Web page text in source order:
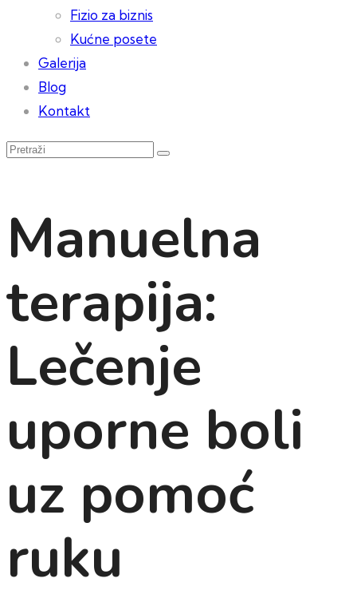
Fizio za biznis
Kućne posete
Galerija
Blog
Kontakt
Manuelna
terapija:
Lečenje
uporne boli
uz pomoć
ruku